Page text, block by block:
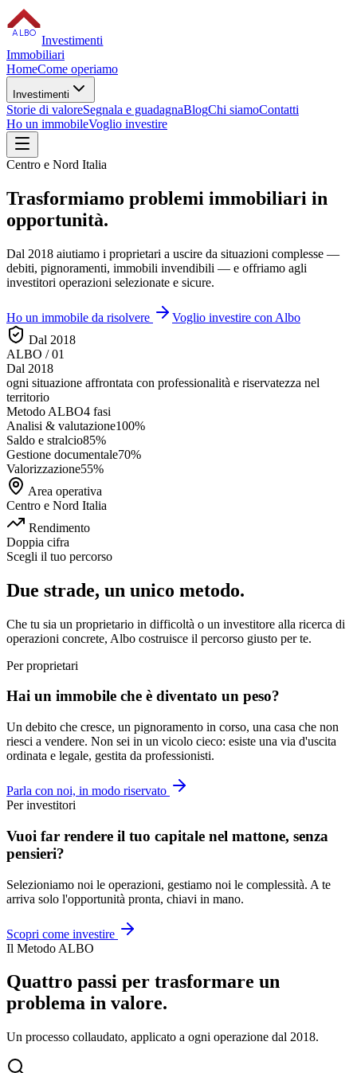
ALBO
Investimenti
Immobiliari
HomeCome operiamo
Investimenti
Storie di valoreSegnala e guadagnaBlogChi siamoContatti
Ho un immobileVoglio investire
Centro e Nord Italia
Trasformiamo problemi immobiliari in
opportunità.
Dal 2018 aiutiamo i proprietari a uscire da situazioni complesse —
debiti, pignoramenti, immobili invendibili — e offriamo agli
investitori operazioni selezionate e sicure.
Ho un immobile da risolvere
Voglio investire con Albo
Dal 2018
ALBO / 01
Dal 2018
ogni situazione affrontata con professionalità e riservatezza nel
territorio
Metodo ALBO4 fasi
Analisi & valutazione100%
Saldo e stralcio85%
Gestione documentale70%
Valorizzazione55%
Area operativa
Centro e Nord Italia
Rendimento
Doppia cifra
Scegli il tuo percorso
Due strade, un unico metodo.
Che tu sia un proprietario in difficoltà o un investitore alla ricerca di
operazioni concrete, Albo costruisce il percorso giusto per te.
Per proprietari
Hai un immobile che è diventato un peso?
Un debito che cresce, un pignoramento in corso, una casa che non
riesci a vendere. Non sei in un vicolo cieco: esiste una via d'uscita
ordinata e legale, gestita da professionisti.
Parla con noi, in modo riservato
Per investitori
Vuoi far rendere il tuo capitale nel mattone, senza
pensieri?
Selezioniamo noi le operazioni, gestiamo noi le complessità. A te
arriva solo l'opportunità pronta, chiavi in mano.
Scopri come investire
Il Metodo ALBO
Quattro passi per trasformare un
problema in valore.
Un processo collaudato, applicato a ogni operazione dal 2018.